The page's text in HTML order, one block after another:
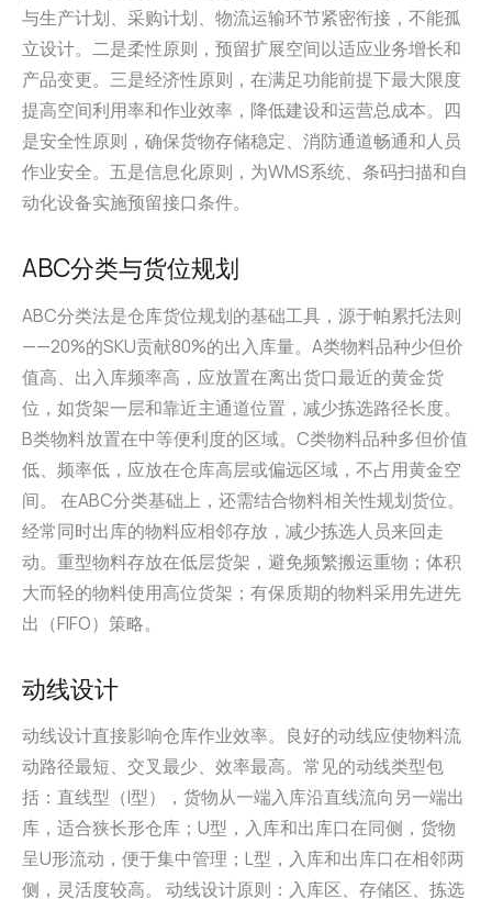
与生产计划、采购计划、物流运输环节紧密衔接，不能孤
立设计。二是柔性原则，预留扩展空间以适应业务增长和
产品变更。三是经济性原则，在满足功能前提下最大限度
提高空间利用率和作业效率，降低建设和运营总成本。四
是安全性原则，确保货物存储稳定、消防通道畅通和人员
作业安全。五是信息化原则，为WMS系统、条码扫描和自
动化设备实施预留接口条件。
ABC分类与货位规划
ABC分类法是仓库货位规划的基础工具，源于帕累托法则
——20%的SKU贡献80%的出入库量。A类物料品种少但价
值高、出入库频率高，应放置在离出货口最近的黄金货
位，如货架一层和靠近主通道位置，减少拣选路径长度。
B类物料放置在中等便利度的区域。C类物料品种多但价值
低、频率低，应放在仓库高层或偏远区域，不占用黄金空
间。 在ABC分类基础上，还需结合物料相关性规划货位。
经常同时出库的物料应相邻存放，减少拣选人员来回走
动。重型物料存放在低层货架，避免频繁搬运重物；体积
大而轻的物料使用高位货架；有保质期的物料采用先进先
出（FIFO）策略。
动线设计
动线设计直接影响仓库作业效率。良好的动线应使物料流
动路径最短、交叉最少、效率最高。常见的动线类型包
括：直线型（I型），货物从一端入库沿直线流向另一端出
库，适合狭长形仓库；U型，入库和出库口在同侧，货物
呈U形流动，便于集中管理；L型，入库和出库口在相邻两
侧，灵活度较高。 动线设计原则：入库区、存储区、拣选